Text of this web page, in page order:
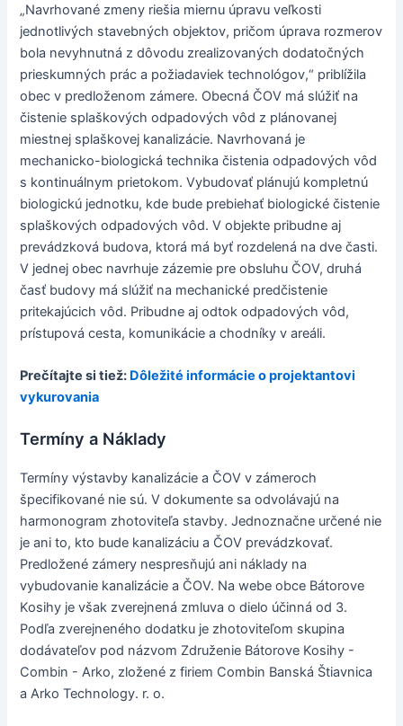
„Navrhované zmeny riešia miernu úpravu veľkosti
jednotlivých stavebných objektov, pričom úprava rozmerov
bola nevyhnutná z dôvodu zrealizovaných dodatočných
prieskumných prác a požiadaviek technológov,“ priblížila
obec v predloženom zámere. Obecná ČOV má slúžiť na
čistenie splaškových odpadových vôd z plánovanej
miestnej splaškovej kanalizácie. Navrhovaná je
mechanicko-biologická technika čistenia odpadových vôd
s kontinuálnym prietokom. Vybudovať plánujú kompletnú
biologickú jednotku, kde bude prebiehať biologické čistenie
splaškových odpadových vôd. V objekte pribudne aj
prevádzková budova, ktorá má byť rozdelená na dve časti.
V jednej obec navrhuje zázemie pre obsluhu ČOV, druhá
časť budovy má slúžiť na mechanické predčistenie
pritekajúcich vôd. Pribudne aj odtok odpadových vôd,
prístupová cesta, komunikácie a chodníky v areáli.
Prečítajte si tiež: Dôležité informácie o projektantovi
vykurovania
Termíny a Náklady
Termíny výstavby kanalizácie a ČOV v zámeroch
špecifikované nie sú. V dokumente sa odvolávajú na
harmonogram zhotoviteľa stavby. Jednoznačne určené nie
je ani to, kto bude kanalizáciu a ČOV prevádzkovať.
Predložené zámery nespresňujú ani náklady na
vybudovanie kanalizácie a ČOV. Na webe obce Bátorove
Kosihy je však zverejnená zmluva o dielo účinná od 3.
Podľa zverejneného dodatku je zhotoviteľom skupina
dodávateľov pod názvom Združenie Bátorove Kosihy -
Combin - Arko, zložené z firiem Combin Banská Štiavnica
a Arko Technology. r. o.